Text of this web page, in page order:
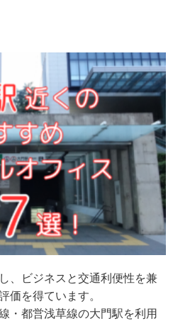
、ビジネスと交通利便性を兼
価を得ています。
・都営浅草線の大門駅を利用